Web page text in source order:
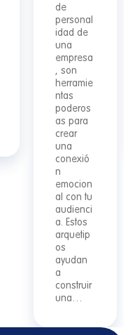
de
personal
idad de
una
empresa
, son
herramie
ntas
poderos
as para
crear
una
conexió
n
emocion
al con tu
audienci
a. Estos
arquetip
os
ayudan
a
construir
una…